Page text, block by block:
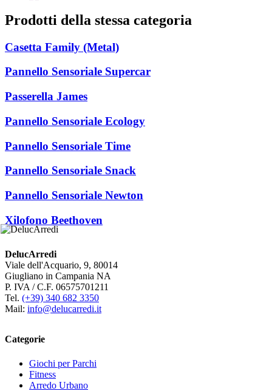
Prodotti della stessa categoria
Casetta Family (Metal)
Pannello Sensoriale Supercar
Passerella James
Pannello Sensoriale Ecology
Pannello Sensoriale Time
Pannello Sensoriale Snack
Pannello Sensoriale Newton
Xilofono Beethoven
DelucArredi
Viale dell'Acquario, 9, 80014
Giugliano in Campania NA
P. IVA / C.F. 06575701211
Tel. (+39) 340 682 3350
Mail: info@delucarredi.it
Categorie
Giochi per Parchi
Fitness
Arredo Urbano